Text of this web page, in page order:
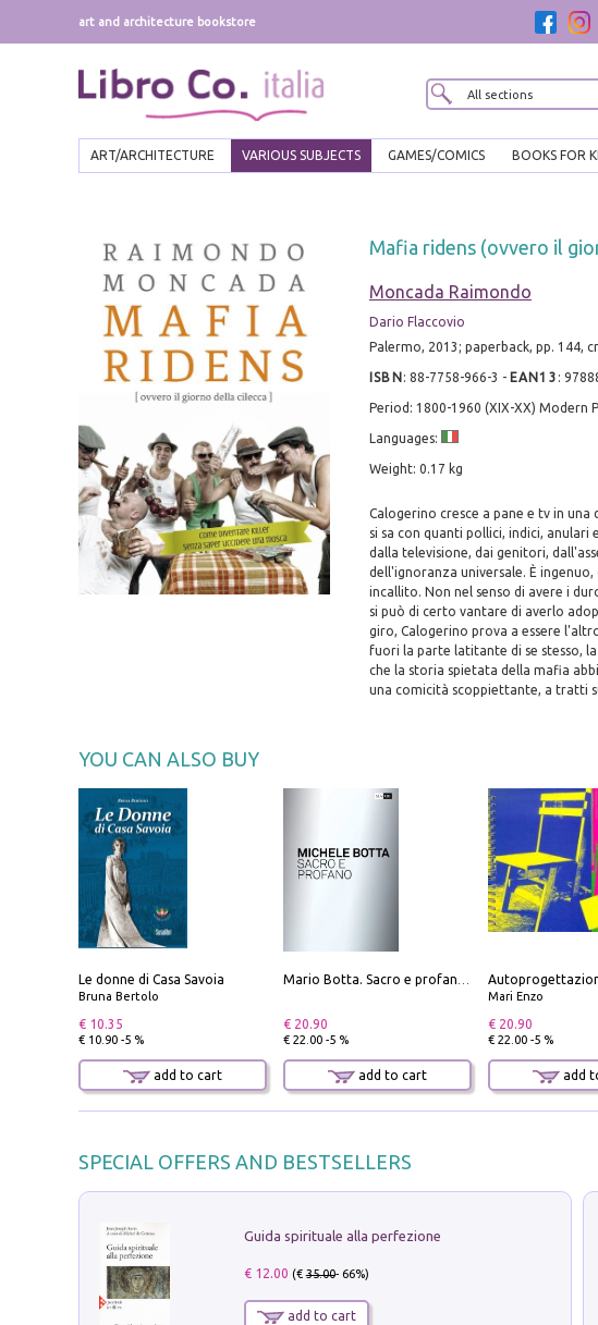
art and architecture bookstore
ART/ARCHITECTURE VARIOUS SUBJECTS GAMES/COMICS BOOKS FOR
Mafia ridens (ovvero il
Moncada Raimondo
Dario Flaccovio
Palermo, 2013; paperback, pp. 144,
ISBN : 88-7758-966-3 - EAN13 :
Period: 1800-1960 (XIX-XX) Modern
Languages:
Weight: 0.17 kg
Calogerino cresce a pane e tv in
si sa con quanti pollici, indici,
dalla televisione, dai genitori,
dell'ignoranza universale. È
incallito. Non nel senso di avere i
si può di certo vantare di averlo
giro, Calogerino prova a essere
fuori la parte latitante di se stesso,
che la storia spietata della mafia
una comicità scoppiettante, a tratti
YOU CAN ALSO BUY
Le donne di Casa Savoia
Bruna Bertolo
€ 10.35
€ 10.90 -5 %
add to cart
€ 20.90
€ 22.00 -5 %
add to cart
Mari Enzo
€ 20.90
€ 22.00 -5 %
add
SPECIAL OFFERS AND BESTSELLERS
Guida spirituale alla perfezione
€ 12.00 (€35.00- 66%)
add to cart